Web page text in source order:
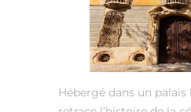
Hébergé dans un